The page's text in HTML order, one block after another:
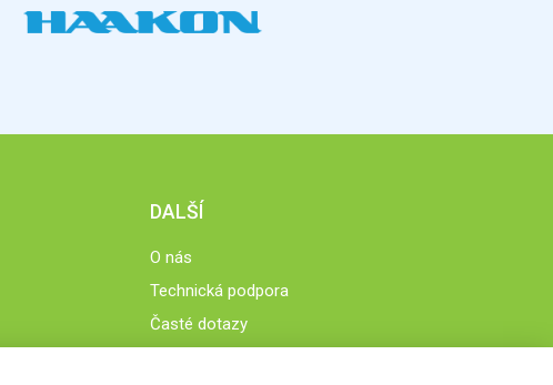
DALŠÍ
O nás
Technická podpora
Časté dotazy